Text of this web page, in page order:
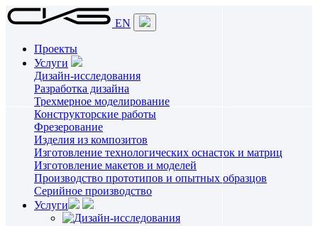
EN
Проекты
Услуги
Дизайн-исследования
Разработка дизайна
Трехмерное моделирование
Конструкторские работы
Фрезерование
Изделия из композитов
Изготовление технологических оснасток и матриц
Изготовление макетов и моделей
Производство прототипов и опытных образцов
Серийное производство
Услуги